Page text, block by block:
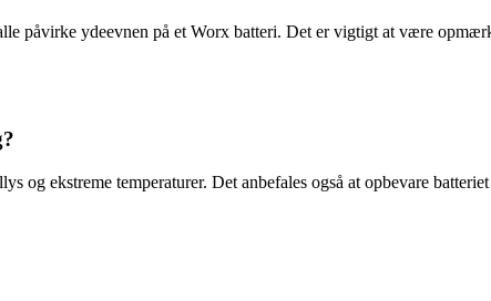
påvirke ydeevnen på et Worx batteri. Det er vigtigt at være
ekstreme temperaturer. Det anbefales også at opbevare